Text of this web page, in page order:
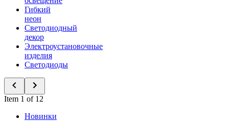
Гибкий
неон
Светодиодный
декор
Электроустановочные
изделия
Светодиоды
Item 1 of 12
Новинки